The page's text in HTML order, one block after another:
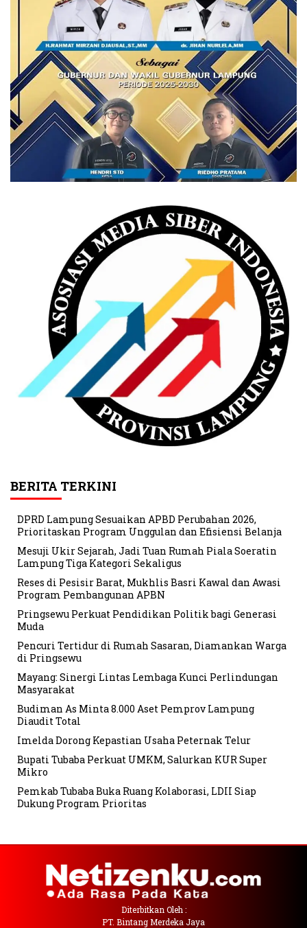
BERITA TERKINI
DPRD Lampung Sesuaikan APBD Perubahan 2026,
Prioritaskan Program Unggulan dan Efisiensi Belanja
Mesuji Ukir Sejarah, Jadi Tuan Rumah Piala Soeratin
Lampung Tiga Kategori Sekaligus
Reses di Pesisir Barat, Mukhlis Basri Kawal dan Awasi
Program Pembangunan APBN
Pringsewu Perkuat Pendidikan Politik bagi Generasi
Muda
Pencuri Tertidur di Rumah Sasaran, Diamankan Warga
di Pringsewu
Mayang: Sinergi Lintas Lembaga Kunci Perlindungan
Masyarakat
Budiman As Minta 8.000 Aset Pemprov Lampung
Diaudit Total
Imelda Dorong Kepastian Usaha Peternak Telur
Bupati Tubaba Perkuat UMKM, Salurkan KUR Super
Mikro
Pemkab Tubaba Buka Ruang Kolaborasi, LDII Siap
Dukung Program Prioritas
Diterbitkan Oleh :
PT. Bintang Merdeka Jaya